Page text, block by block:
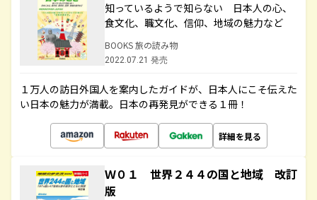
知っているようで知らない 日本人の心、
食文化、職文化、信仰、地域の魅力など
BOOKS 旅の読み物
2022.07.21 発売
１万人の訪日外国人を案内したガイドが、日本人にこそ伝えた
い日本の魅力が満載。日本の再発見ができる１冊！
詳細を見る
Ｗ０１ 世界２４４の国と地域 改訂
版